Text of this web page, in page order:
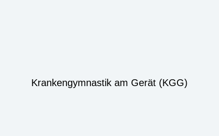
Krankengymnastik am Gerät (KGG)